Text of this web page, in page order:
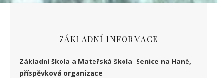
ZÁKLADNÍ INFORMACE
Základní škola a Mateřská škola Senice na Hané,
příspěvková organizace